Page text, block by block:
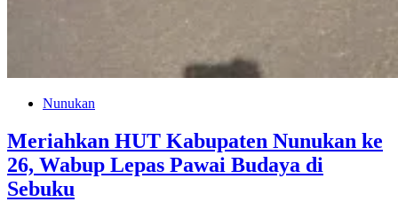
Nunukan
Meriahkan HUT Kabupaten Nunukan ke
26, Wabup Lepas Pawai Budaya di
Sebuku